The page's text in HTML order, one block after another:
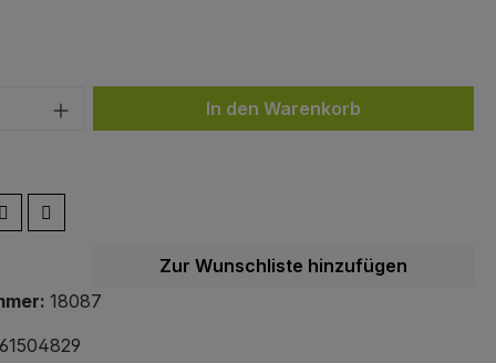
Anzahl: Gib den gewünschten Wert
In den Warenkorb
Zur Wunschliste hinzufügen
18087